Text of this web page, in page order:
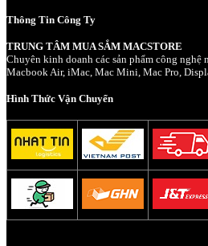
Thông Tin Công Ty
TRUNG TÂM MUA SẮM MACSTORE
Chuyên kinh doanh các sản phẩm công nghệ
Macbook Air, iMac, Mac Mini, Mac Pro,
Hình Thức Vận Chuyển